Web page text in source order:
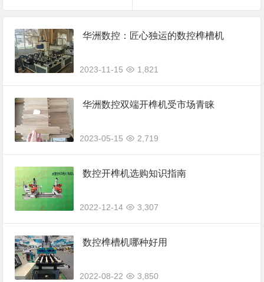
华洲数控：匠心独运的数控榫槽机
2023-11-15 1,821
华洲数控双端开榫机受市场青睐
2023-05-15 2,719
数控开榫机选购知识指南
2022-12-14 3,307
数控榫槽机哪种好用
2022-08-22 3,850